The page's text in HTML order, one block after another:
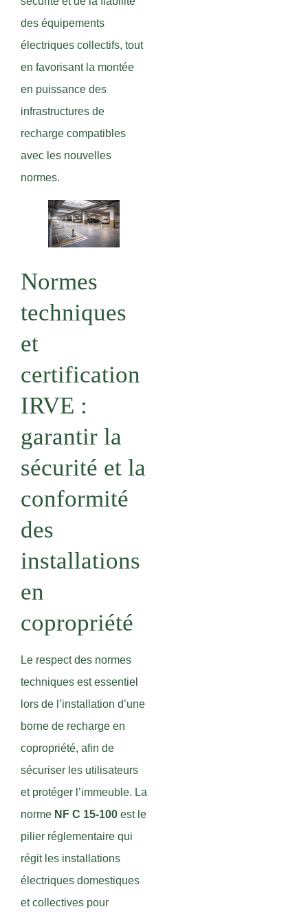
des équipements
électriques collectifs, tout
en favorisant la montée
en puissance des
infrastructures de
recharge compatibles
avec les nouvelles
normes.
Normes
techniques
et
certification
IRVE :
garantir la
sécurité et la
conformité
des
installations
en
copropriété
Le respect des normes
techniques est essentiel
lors de l’installation d’une
borne de recharge en
copropriété, afin de
sécuriser les utilisateurs
et protéger l’immeuble. La
norme NF C 15-100 est le
pilier réglementaire qui
régit les installations
électriques domestiques
et collectives pour